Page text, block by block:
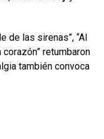
de las sirenas”, “Al
corazón” retumbaron
también convoca